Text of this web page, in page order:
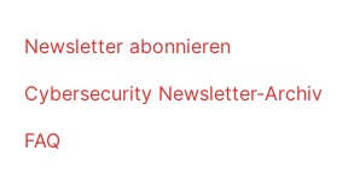
Newsletter abonnieren
Cybersecurity Newsletter-Archiv
FAQ